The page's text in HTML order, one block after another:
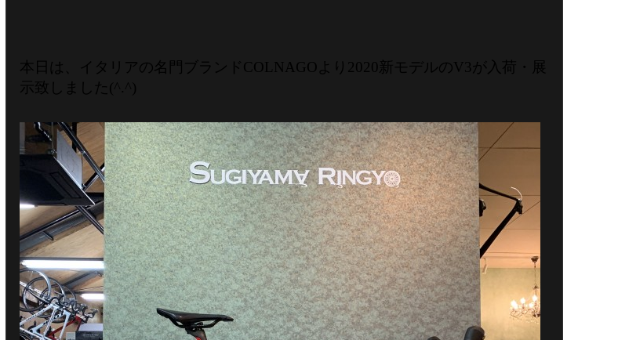
本日は、イタリアの名門ブランドCOLNAGOより2020新モデルのV3が入荷・展
示致しました(^.^)